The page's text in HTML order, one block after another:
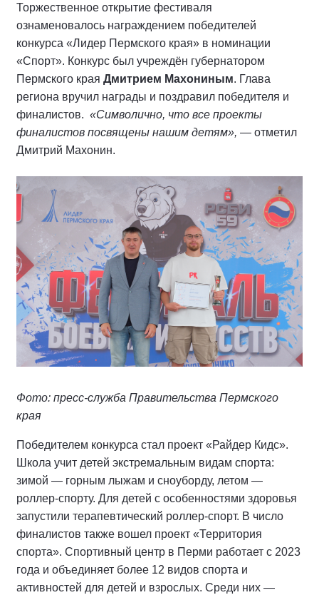
Торжественное открытие фестиваля
ознаменовалось награждением победителей
конкурса «Лидер Пермского края» в номинации
«Спорт». Конкурс был учреждён губернатором
Пермского края Дмитрием Махониным. Глава
региона вручил награды и поздравил победителя и
финалистов. «Символично, что все проекты
финалистов посвящены нашим детям», — отметил
Дмитрий Махонин.
Фото: пресс-служба Правительства Пермского
края
Победителем конкурса стал проект «Райдер Кидс».
Школа учит детей экстремальным видам спорта:
зимой — горным лыжам и сноуборду, летом —
роллер-спорту. Для детей с особенностями здоровья
запустили терапевтический роллер-спорт. В число
финалистов также вошел проект «Территория
спорта». Спортивный центр в Перми работает с 2023
года и объединяет более 12 видов спорта и
активностей для детей и взрослых. Среди них —